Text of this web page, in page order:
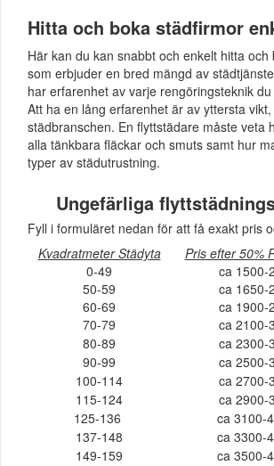
Hitta och boka städfirmor
Här kan du kan snabbt och enkelt hitta
som erbjuder en bred mängd av
har erfarenhet av varje rengöringsteknik
Att ha en lång erfarenhet är av yttersta
städbranschen. En flyttstädare måste veta
alla tänkbara fläckar och smuts samt hur
typer av städutrustning.
Ungefärliga
Fyll i formuläret nedan för att få exakt pris
Kvadratmeter Städyta
Pris efter 50%
0-49
ca 1500-
50-59
ca 1650-
60-69
ca 1900-
70-79
ca 2100-
80-89
ca 2300-
90-99
ca 2500-
100-114
ca 2700-
115-124
ca 2900-
125-136
ca 3100-
137-148
ca 3300-
149-159
ca 3500-